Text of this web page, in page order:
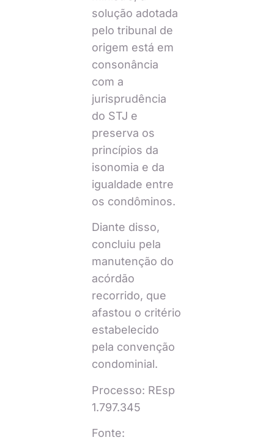
solução adotada
pelo tribunal de
origem está em
consonância
com a
jurisprudência
do STJ e
preserva os
princípios da
isonomia e da
igualdade entre
os condôminos.
Diante disso,
concluiu pela
manutenção do
acórdão
recorrido, que
afastou o critério
estabelecido
pela convenção
condominial.
Processo: REsp
1.797.345
Fonte: